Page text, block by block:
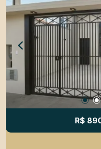
imóvel confortável
privilegiada. Entre em contato para mais
informações e
R$